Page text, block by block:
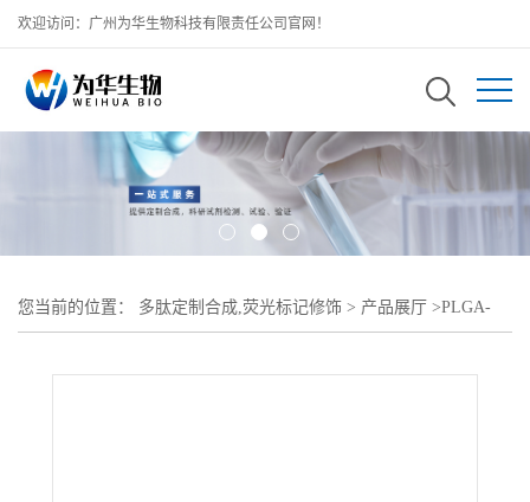
欢迎访问：广州为华生物科技有限责任公司官网！
您当前的位置： 多肽定制合成,荧光标记修饰 > 产品展厅 >PLGA-